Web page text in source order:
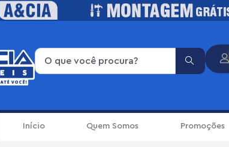
Início Quem Somos Promoções